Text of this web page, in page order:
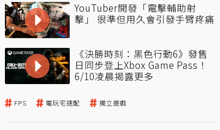
YouTuber開發「電擊輔助射
擊」 很準但用久會引發手臂疼痛
《決勝時刻：黑色行動6》發售
日同步登上Xbox Game Pass！
6/10凌晨揭露更多
FPS 電玩宅速配 獨立遊戲